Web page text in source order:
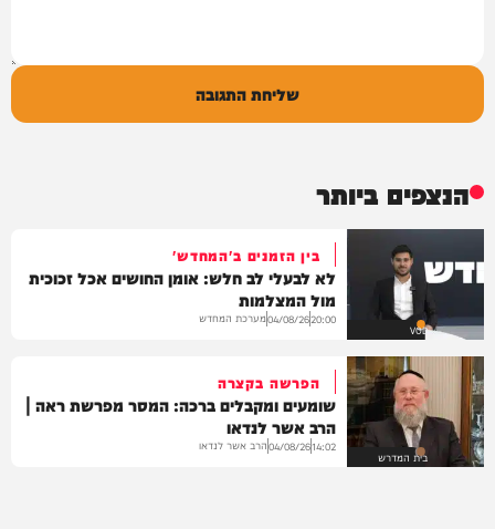
שליחת התגובה
הנצפים ביותר
VOD
בין הזמנים ב'המחדש'
לא לבעלי לב חלש: אומן החושים אכל זכוכית
מול המצלמות
20:00
04/08/26מערכת המחדש
בית המדרש
הפרשה בקצרה
שומעים ומקבלים ברכה: המסר מפרשת ראה |
הרב אשר לנדאו
14:02
04/08/26הרב אשר לנדאו